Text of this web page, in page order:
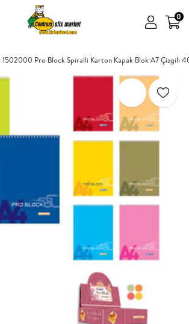
0
Pro Block Spiralli Karton Kapak Blok A7 Çizgili